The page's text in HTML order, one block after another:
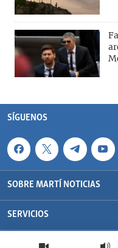
SÍGUENOS
SOBRE MARTÍ NOTICIAS
SERVICIOS